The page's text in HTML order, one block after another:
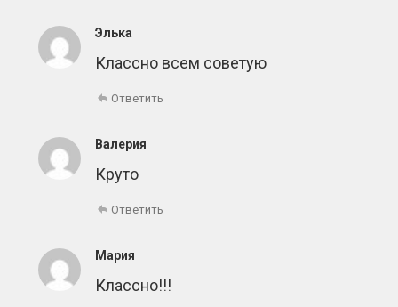
Элька
Классно всем советую
Ответить
Валерия
Круто
Ответить
Мария
Классно!!!